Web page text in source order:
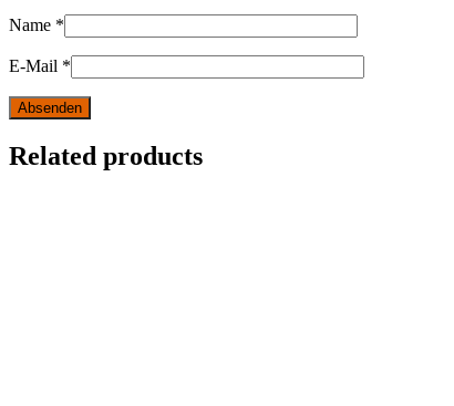
Name *
E-Mail *
Related products